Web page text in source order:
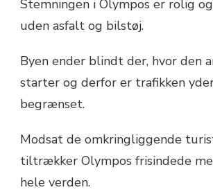
Stemningen i Olympos er rolig
uden asfalt og bilstøj.
Byen ender blindt der, hvor den
starter og derfor er trafikken
begrænset.
Modsat de omkringliggende
tiltrækker Olympos frisindede
hele verden.